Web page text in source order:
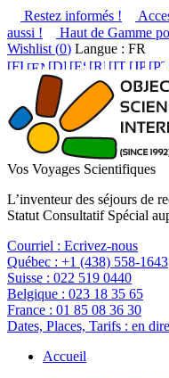
Restez informés !
aussi !
Haut de Gamme
Wishlist (0) Langue : FR
Vos Voyages Scientifiques
L’inventeur des séjours de
Statut Consultatif Spécial
Courriel : Ecrivez-nous
Québec : +1 (438) 558-1643
Suisse : 022 519 0440
Belgique : 023 18 35 65
France : 01 85 08 36 30
Dates, Places, Tarifs : en
Accueil